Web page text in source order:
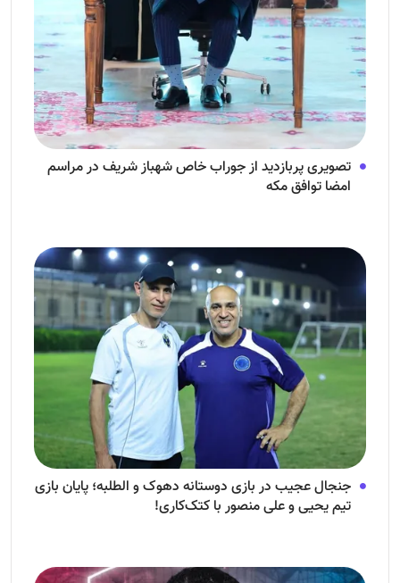
تصویری پربازدید از جوراب‌ خاص شهباز شریف در مراسم
امضا توافق‌ مکه
جنجال عجیب در بازی دوستانه دهوک و الطلبه؛ پایان بازی
تیم یحیی و علی منصور با کتک‌کاری!